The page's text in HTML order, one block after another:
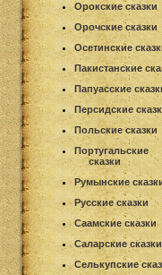
Орокские сказки
Орочские сказки
Осетинские
Пакистанские
Папуасские
Персидские
Польские сказки
Португальские
сказки
Румынские
Русские сказки
Саамские сказки
Саларские сказки
Селькупские